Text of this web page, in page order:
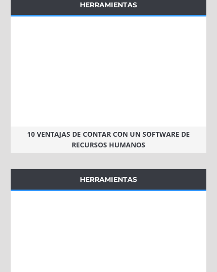
HERRAMIENTAS
10 VENTAJAS DE CONTAR CON UN SOFTWARE DE
RECURSOS HUMANOS
HERRAMIENTAS